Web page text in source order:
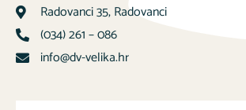
Radovanci 35, Radovanci
(034) 261 – 086
info@dv-velika.hr